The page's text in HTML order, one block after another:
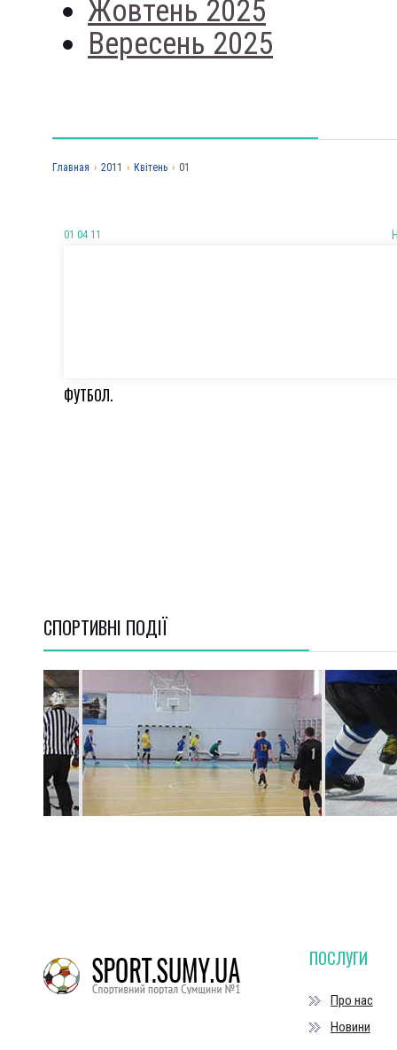
Жовтень 2025
Вересень 2025
Главная › 2011 › Квітень › 01
01 04 11
ФУТБОЛ.
СПОРТИВНI ПОДІЇ
ПОСЛУГИ
Про нас
Новини